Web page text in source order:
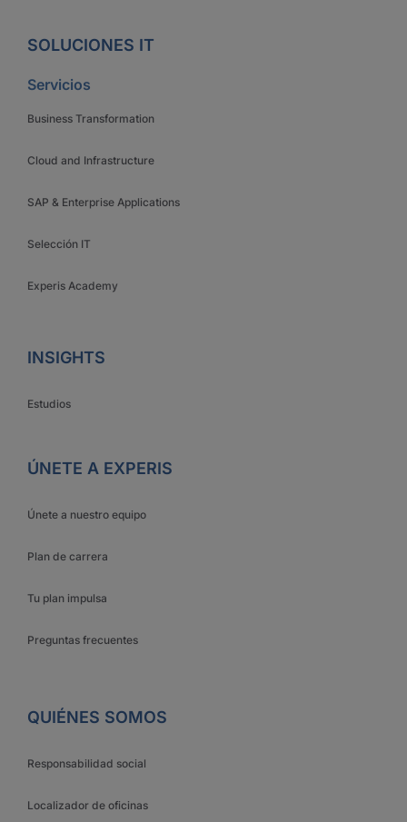
SOLUCIONES IT
Servicios
Business Transformation
Cloud and Infrastructure
SAP & Enterprise Applications
Selección IT
Experis Academy
INSIGHTS
Estudios
ÚNETE A EXPERIS
Únete a nuestro equipo
Plan de carrera
Tu plan impulsa
Preguntas frecuentes
QUIÉNES SOMOS
Responsabilidad social
Localizador de oficinas